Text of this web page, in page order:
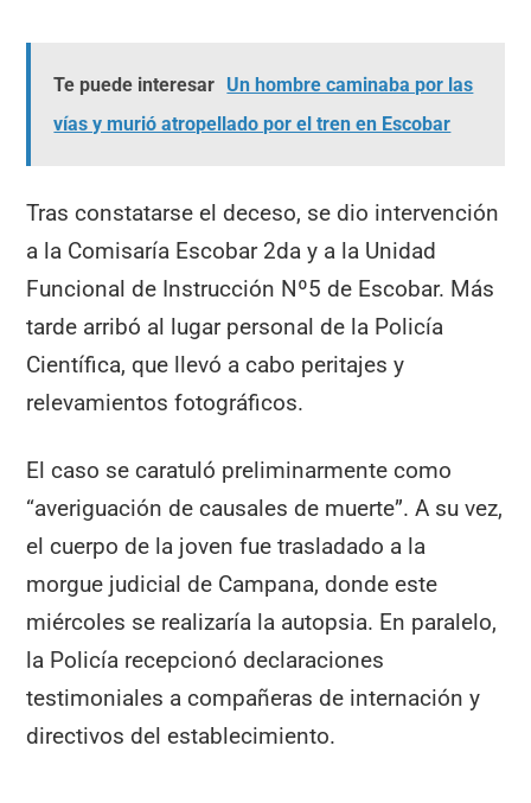
Te puede interesar Un hombre caminaba por las
vías y murió atropellado por el tren en Escobar
Tras constatarse el deceso, se dio intervención
a la Comisaría Escobar 2da y a la Unidad
Funcional de Instrucción Nº5 de Escobar. Más
tarde arribó al lugar personal de la Policía
Científica, que llevó a cabo peritajes y
relevamientos fotográficos.
El caso se caratuló preliminarmente como
“averiguación de causales de muerte”. A su vez,
el cuerpo de la joven fue trasladado a la
morgue judicial de Campana, donde este
miércoles se realizaría la autopsia. En paralelo,
la Policía recepcionó declaraciones
testimoniales a compañeras de internación y
directivos del establecimiento.